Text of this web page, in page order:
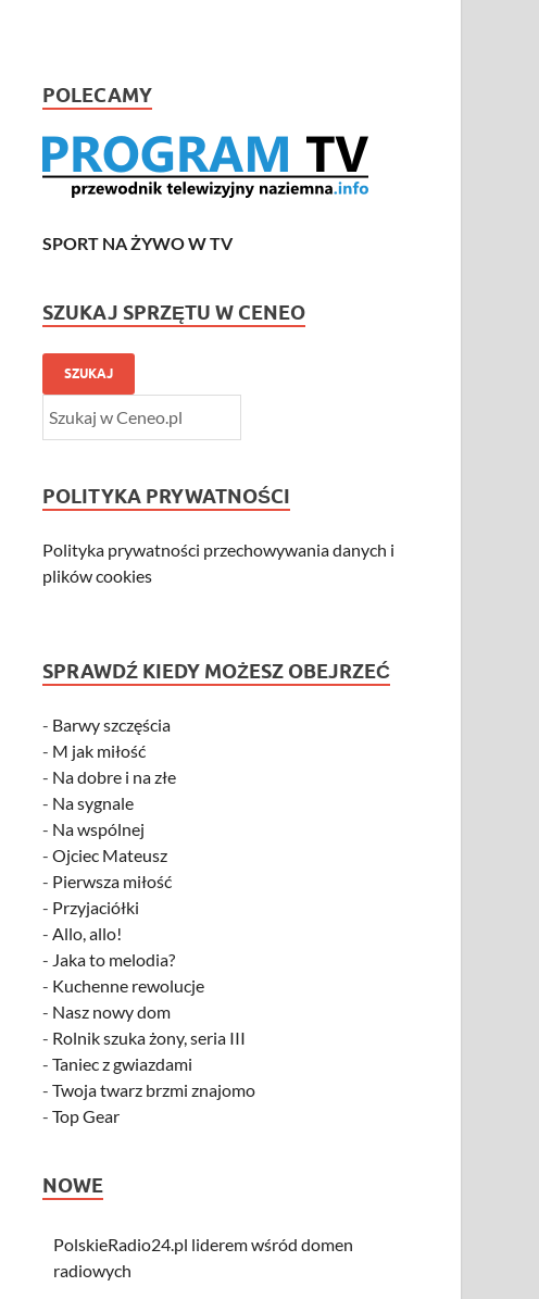
POLECAMY
SPORT NA ŻYWO W TV
SZUKAJ SPRZĘTU W CENEO
SZUKAJ
POLITYKA PRYWATNOŚCI
Polityka prywatności przechowywania danych i
plików cookies
SPRAWDŹ KIEDY MOŻESZ OBEJRZEĆ
- Barwy szczęścia
- M jak miłość
- Na dobre i na złe
- Na sygnale
- Na wspólnej
-Ojciec Mateusz
- Pierwsza miłość
- Przyjaciółki
-Allo, allo!
- Jaka to melodia?
- Kuchenne rewolucje
- Nasz nowy dom
- Rolnik szuka żony, seria III
-Taniec z gwiazdami
-Twoja twarz brzmi znajomo
-Top Gear
NOWE
PolskieRadio24.pl liderem wśród domen
radiowych